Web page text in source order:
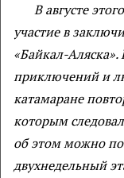
В августе
участие в
«Байкал-
приключений и
катамаране
которым
об этом можно
двухнедельный